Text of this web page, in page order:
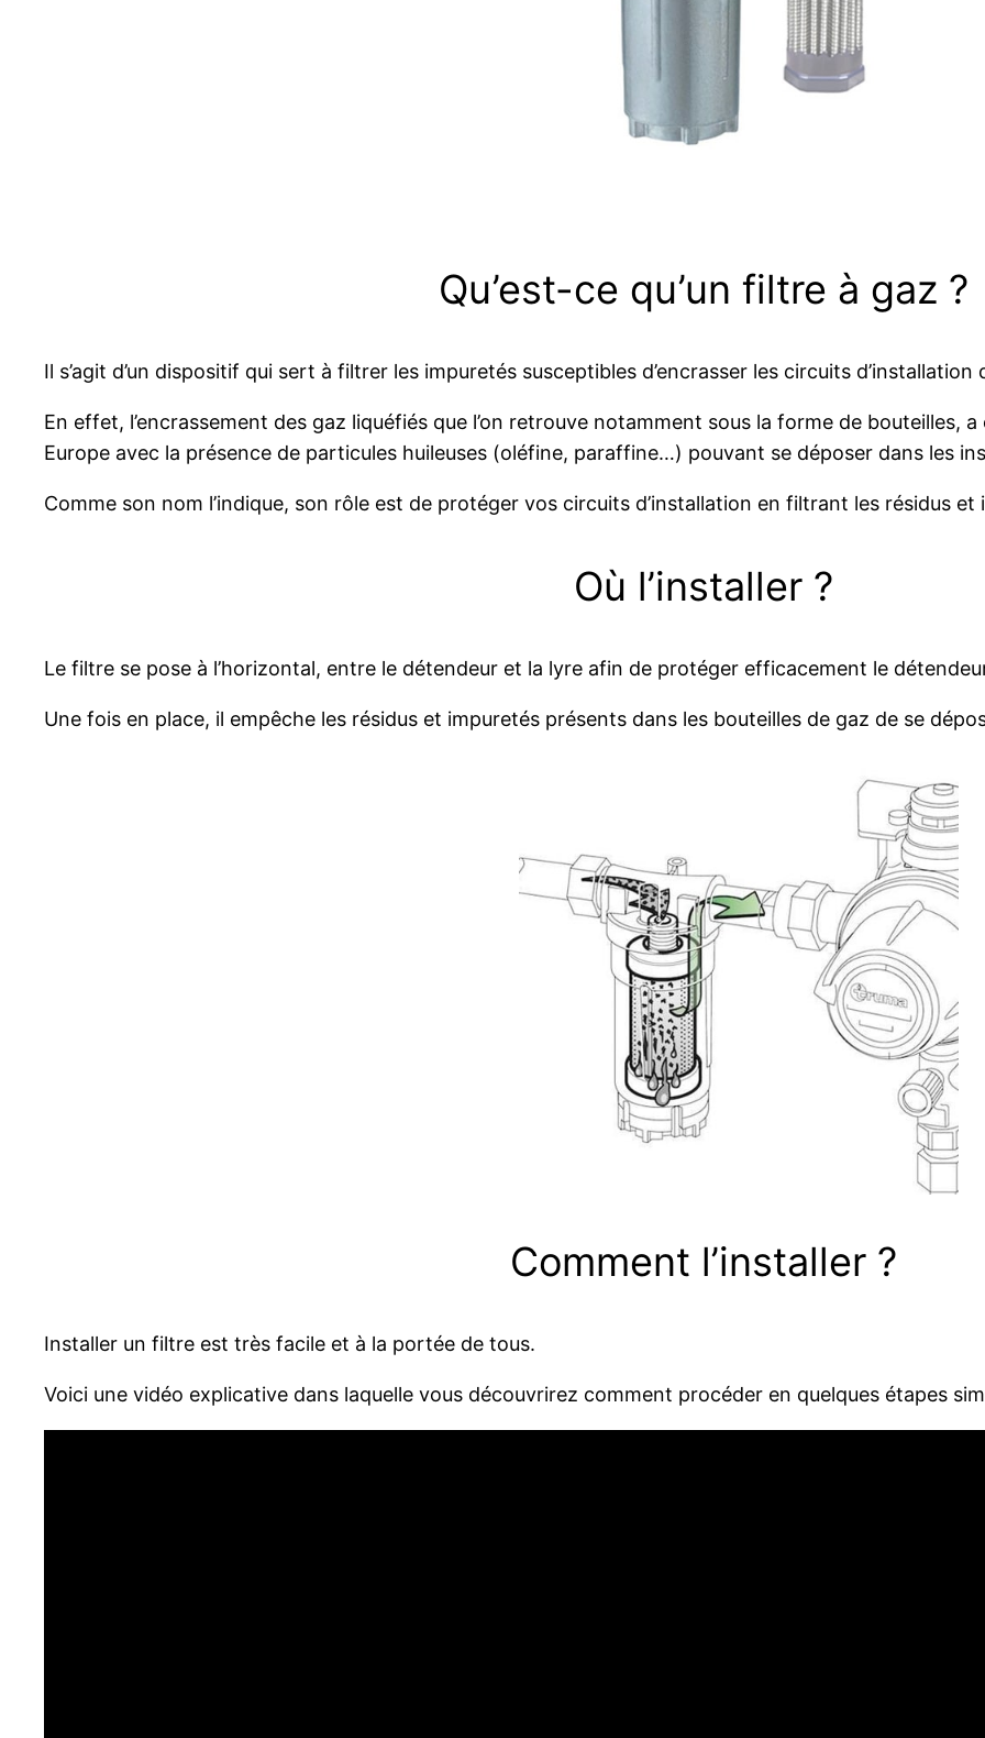
Qu’est-ce qu’un filtre à gaz ?
Il s’agit d’un dispositif qui sert à filtrer les impuretés susceptibles d’encrasser les circuits d’installation
En effet, l’encrassement des gaz liquéfiés que l’on retrouve notamment sous la forme de bouteilles,
Europe avec la présence de particules huileuses (oléfine, paraffine…) pouvant se déposer dans les
Comme son nom l’indique, son rôle est de protéger vos circuits d’installation en filtrant les résidus
Où l’installer ?
Le filtre se pose à l’horizontal, entre le détendeur et la lyre afin de protéger efficacement le
Une fois en place, il empêche les résidus et impuretés présents dans les bouteilles de gaz de se
Comment l’installer ?
Installer un filtre est très facile et à la portée de tous.
Voici une vidéo explicative dans laquelle vous découvrirez comment procéder en quelques étapes